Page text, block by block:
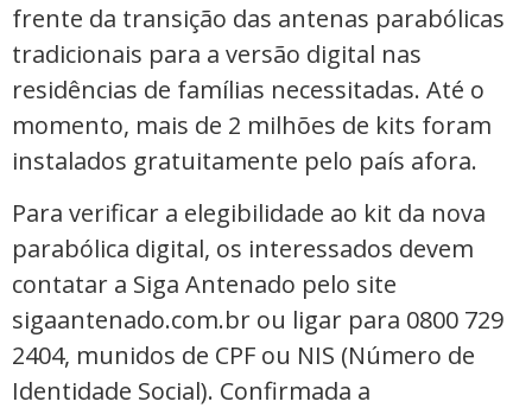
frente da transição das antenas parabólicas
tradicionais para a versão digital nas
residências de famílias necessitadas. Até o
momento, mais de 2 milhões de kits foram
instalados gratuitamente pelo país afora.
Para verificar a elegibilidade ao kit da nova
parabólica digital, os interessados devem
contatar a Siga Antenado pelo site
sigaantenado.com.br ou ligar para 0800 729
2404, munidos de CPF ou NIS (Número de
Identidade Social). Confirmada a